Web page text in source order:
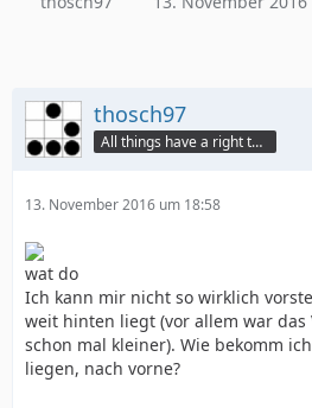
thosch97
All things have a right to grow
13. November 2016 um 18:58
wat do
Ich kann mir nicht so wirklich
weit hinten liegt (vor allem war das
schon mal kleiner). Wie bekomm
liegen, nach vorne?